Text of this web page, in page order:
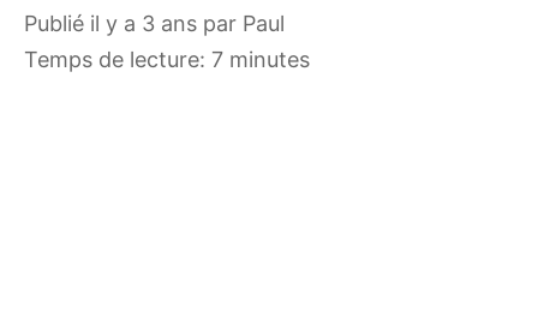
publié il y a 3 ans par Paul
Temps de lecture: 7 minutes